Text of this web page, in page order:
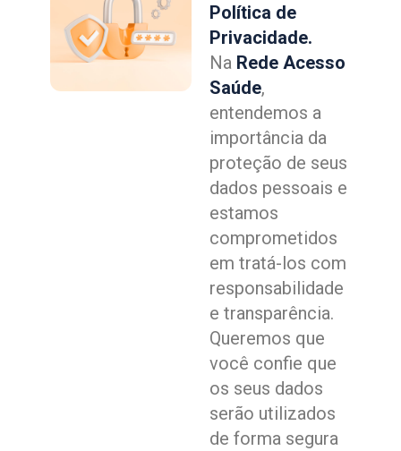
Política de
Privacidade.
Na Rede Acesso
Saúde,
entendemos a
importância da
proteção de seus
dados pessoais e
estamos
comprometidos
em tratá-los com
responsabilidade
e transparência.
Queremos que
você confie que
os seus dados
serão utilizados
de forma segura